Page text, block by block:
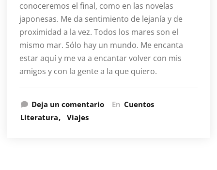
conoceremos el final, como en las novelas
japonesas. Me da sentimiento de lejanía y de
proximidad a la vez. Todos los mares son el
mismo mar. Sólo hay un mundo. Me encanta
estar aquí y me va a encantar volver con mis
amigos y con la gente a la que quiero.
Deja un comentario En Cuentos
Literatura
Viajes